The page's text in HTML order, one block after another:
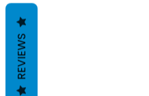
REVIEWS